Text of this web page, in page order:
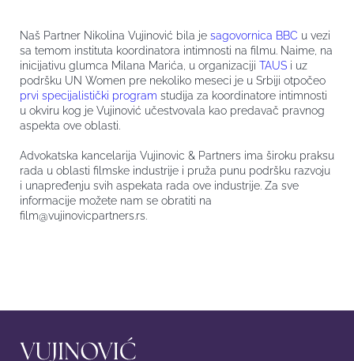
Naš Partner Nikolina Vujinović bila je sagovornica BBC u vezi
sa temom instituta koordinatora intimnosti na filmu. Naime, na
inicijativu glumca Milana Marića, u organizaciji TAUS i uz
podršku UN Women pre nekoliko meseci je u Srbiji otpočeo
prvi specijalistički program studija za koordinatore intimnosti
u okviru kog je Vujinović učestvovala kao predavač pravnog
aspekta ove oblasti.
Advokatska kancelarija Vujinovic & Partners ima široku praksu
rada u oblasti filmske industrije i pruža punu podršku razvoju
i unapređenju svih aspekata rada ove industrije. Za sve
informacije možete nam se obratiti na
film@vujinovicpartners.rs.